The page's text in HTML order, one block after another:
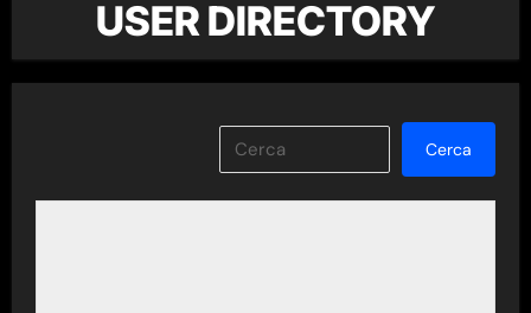
USER DIRECTORY